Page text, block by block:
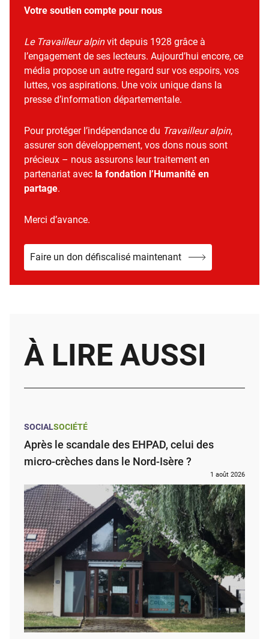
Votre soutien compte pour nous
Le Travailleur alpinvit depuis 1928 grâce à
l’engagement de ses lecteurs. Aujourd’hui encore, ce
média propose un autre regard sur vos espoirs, vos
luttes, vos aspirations. Une voix unique dans la
presse d’information départementale.
Pour protéger l’indépendance du Travailleur alpin,
assurer son développement, vos dons nous sont
précieux – nous assurons leur traitement en
partenariat avec la fondation l’Humanité en
partage.
Merci d’avance.
Faire un don défiscalisé maintenant
À LIRE AUSSI
SOCIALSOCIÉTÉ
Après le scandale des EHPAD, celui des
micro-crèches dans le Nord-Isère ?
1 août 2026